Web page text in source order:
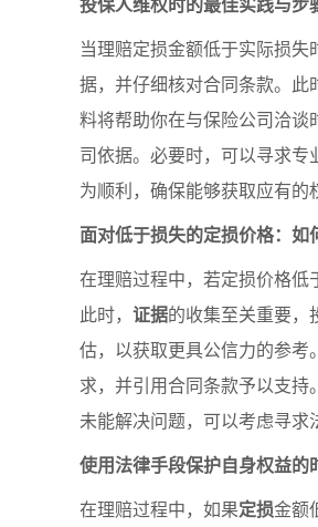
当理赔定损金额低于实际损失
据，并仔细核对合同条款。此
料将帮助你在与保险公司洽
司依据。必要时，可以寻求专
为顺利，确保能够获取应有的
面对低于损失的定损价格：如
在理赔过程中，若定损价格低
此时， 证据的收集至关重要，
估，以获取更具公信力的参
求，并引用合同条款予以支
未能解决问题，可以考虑寻
使用法律手段保护自身权益的
在理赔过程中，如果定损金额